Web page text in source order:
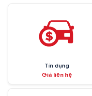
Tín dụng
Giá liên hệ